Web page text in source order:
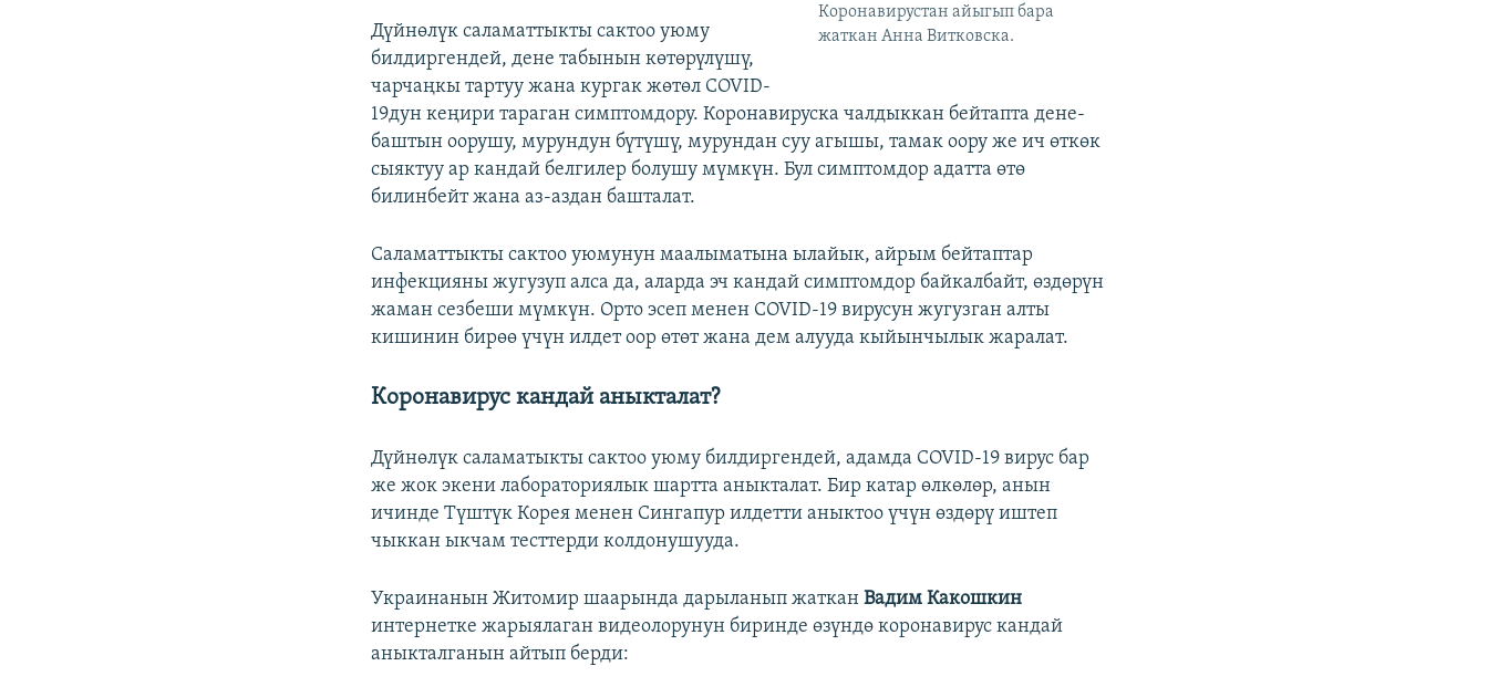
Коронавирустан айыгып бара
жаткан Анна Витковска.
Дүйнөлүк саламаттыкты сактоо уюму
билдиргендей, дене табынын көтөрүлүшү,
чарчаңкы тартуу жана кургак жөтөл СOVID-
19дун кеңири тараган симптомдору. Коронавируска чалдыккан бейтапта дене-
баштын оорушу, мурундун бүтүшү, мурундан суу агышы, тамак оору же ич өткөк
сыяктуу ар кандай белгилер болушу мүмкүн. Бул симптомдор адатта өтө
билинбейт жана аз-аздан башталат.
Саламаттыкты сактоо уюмунун маалыматына ылайык, айрым бейтаптар
инфекцияны жугузуп алса да, аларда эч кандай симптомдор байкалбайт, өздөрүн
жаман сезбеши мүмкүн. Орто эсеп менен COVID-19 вирусун жугузган алты
кишинин бирөө үчүн илдет оор өтөт жана дем алууда кыйынчылык жаралат.
Коронавирус кандай аныкталат?
Дүйнөлүк саламатыкты сактоо уюму билдиргендей, адамда COVID-19 вирус бар
же жок экени лабораториялык шартта аныкталат. Бир катар өлкөлөр, анын
ичинде Түштүк Корея менен Сингапур илдетти аныктоо үчүн өздөрү иштеп
чыккан ыкчам тесттерди колдонушууда.
Украинанын Житомир шаарында дарыланып жаткан Вадим Какошкин
интернетке жарыялаган видеолорунун биринде өзүндө коронавирус кандай
аныкталганын айтып берди: